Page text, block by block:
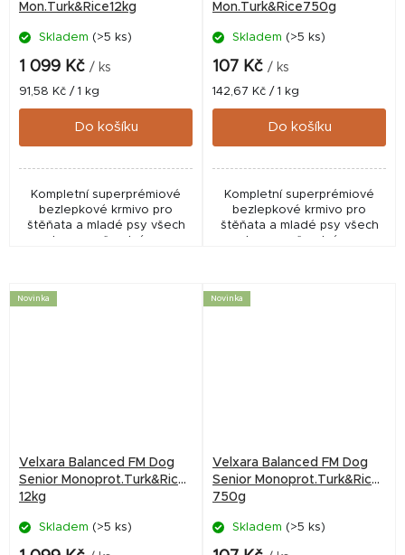
Mon.Turk&Rice12kg
Skladem (>5 ks)
1 099 Kč / ks
Měrná
cena:
91,58 Kč / 1 kg
Do košíku
Kompletní superprémiové
bezlepkové krmivo pro
štěňata a mladé psy všech
Mon.Turk&Rice750g
Skladem (>5 ks)
107 Kč / ks
Měrná
cena:
142,67 Kč / 1 kg
Do košíku
Kompletní superprémiové
bezlepkové krmivo pro
štěňata a mladé psy všech
Novinka
Velxara Balanced FM Dog
Senior Monoprot.Turk&Rice
12kg
Skladem (>5 ks)
Novinka
Velxara Balanced FM Dog
Senior Monoprot.Turk&Rice
750g
Skladem (>5 ks)